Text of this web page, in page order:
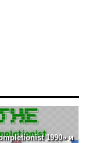
1990» и